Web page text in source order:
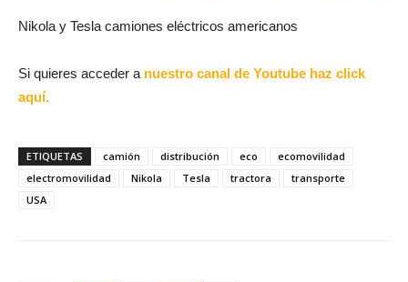
Nikola y Tesla camiones eléctricos americanos
Si quieres acceder a nuestro canal de Youtube haz click
aquí.
ETIQUETAS camión distribución eco
ecomovilidad
electromovilidad
Nikola Tesla tractora
transporte
USA